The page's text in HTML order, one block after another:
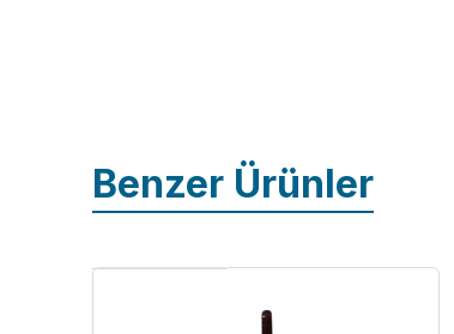
Benzer Ürünler